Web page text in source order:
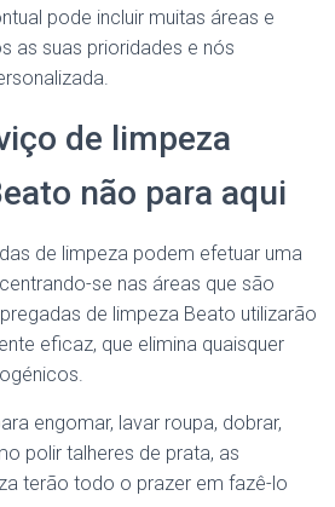
pode incluir muitas áreas e
as suas prioridades e nós
de limpeza
não para aqui
de limpeza podem efetuar uma
se nas áreas que são
de limpeza Beato utilizarão
eficaz, que elimina quaisquer
engomar, lavar roupa, dobrar,
polir talheres de prata, as
terão todo o prazer em fazê-lo